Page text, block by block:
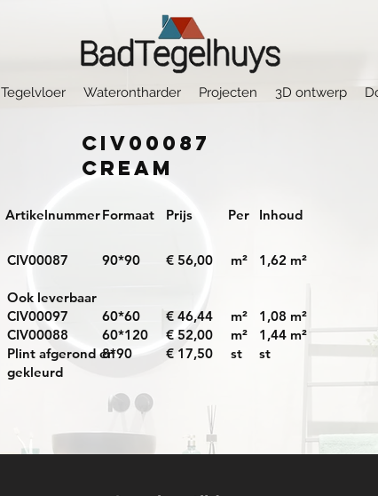
Tegelvloer Waterontharder Projecten 3D ontwerp
CIV00087
Cream
ArtikelnummerFormaat Prijs Per Inhoud
90*90
60*60
60*120
8*90
€ 56,00
€ 46,44
€ 52,00
€ 17,50
CIV00087
Ook leverbaar
CIV00097
CIV00088
Plint afgerond en
gekleurd
m²
m²
m²
st
1,62 m²
1,08 m²
1,44 m²
st